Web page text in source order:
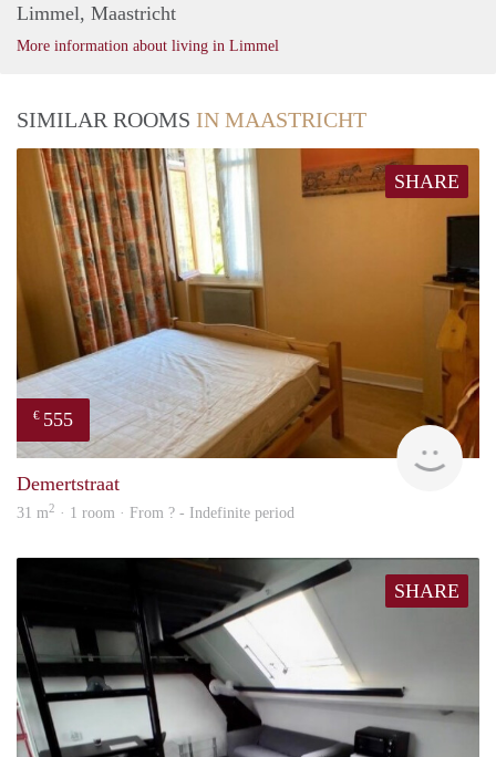
Limmel, Maastricht
More information about living in Limmel
SIMILAR ROOMS IN MAASTRICHT
SHARE
€ 555
Demertstraat
31 m2 · 1 room · From ? - Indefinite period
SHARE